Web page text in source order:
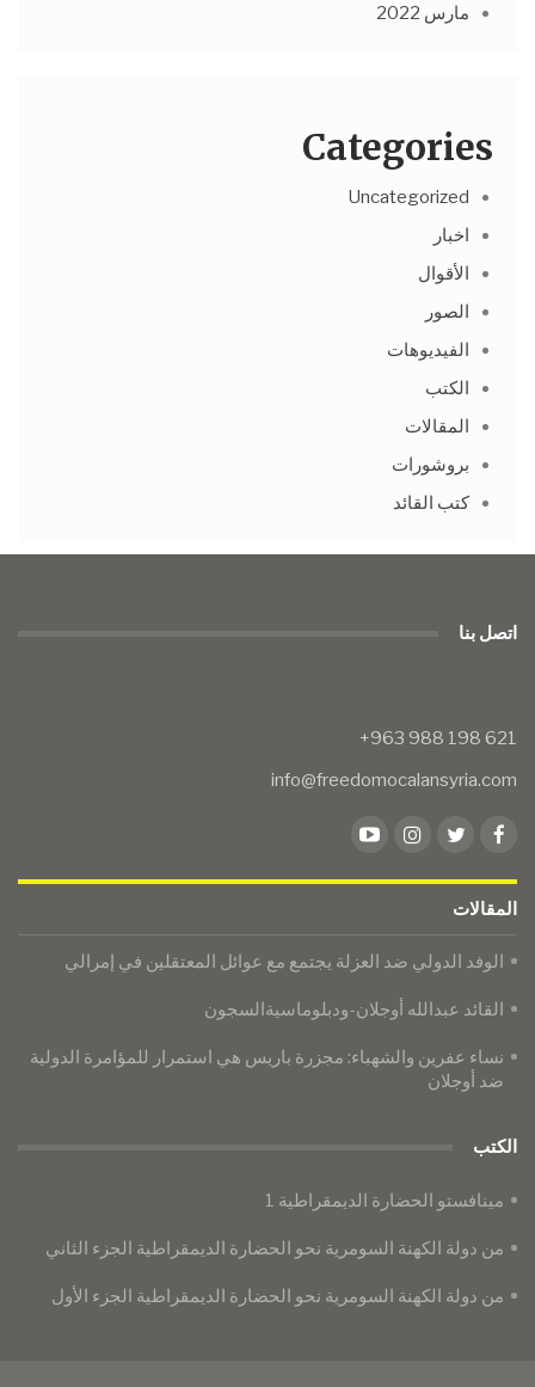
مارس 2022
Categories
Uncategorized
اخبار
الأقوال
الصور
الفيديوهات
الكتب
المقالات
بروشورات
كتب القائد
اتصل بنا
info@freedomocalansyria.com
المقالات
الوفد الدولي ضد العزلة يجتمع مع عوائل المعتقلين في إمرالي
القائد عبدالله أوجلان-ودبلوماسيةالسجون
نساء عفرين والشهباء: مجزرة باريس هي استمرار للمؤامرة الدولية
ضد أوجلان
الكتب
مينافستو الحضارة الديمقراطية 1
من دولة الكهنة السومرية نحو الحضارة الديمقراطية الجزء الثاني
من دولة الكهنة السومرية نحو الحضارة الديمقراطية الجزء الأول